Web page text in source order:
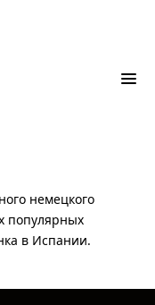
немецкого
популярных
в Испании.